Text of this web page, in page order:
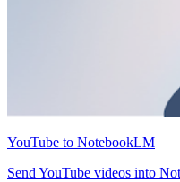
YouTube to NotebookLM
Send YouTube videos into